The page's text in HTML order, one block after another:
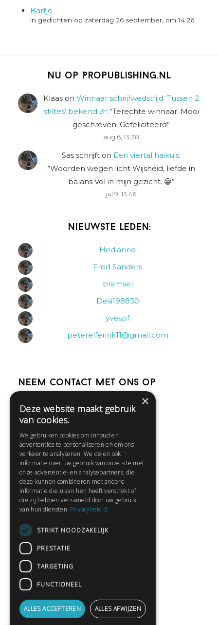
Bartje
in gedichten op zaterdag 26 september, om 14:26
Nu op Propublishing.nl
Klaas on Winnaar schrijfwedstrijd ‘Tussen 2
stiltes’ bekend 🎉: “Terechte winnaar. Mooi
geschreven! Gefeliciteerd”
aug 6, 13:38
Sas schrijft on Een viertal haiku’s:
“Woorden wegen licht Wijsheid, liefde in
balans Vol in mijn gezicht. 😀”
jul 9, 13:46
Nieuwste leden:
Hedianne
Fred Sanders
bramsel
Desi198830
yvespf
peterelferink11@gmail.com
Neem contact met ons op
Help
Contact
Huisregels
Snel naar:
Gratis aanmelden
Privacybeleid
Gedichten lezen
Schrijfwedstrijden
Schrijftips
×
Deze website maakt gebruik
van cookies.
We gebruiken cookies om inhoud en
advertenties te personaliseren en om ons
verkeer te analyseren. We delen ook
informatie over uw gebruik van onze site met
onze advertentie- en analysepartners, die
deze kunnen combineren met andere
informatie die u aan hen heeft verstrekt of
die zij hebben verzameld door uw gebruik
van hun diensten. Privacybeleid
STRIKT NOODZAKELIJK
PRESTATIE
TARGETING
FUNCTIONEEL
ALLES ACCEPTEREN ALLES AFWIJZEN